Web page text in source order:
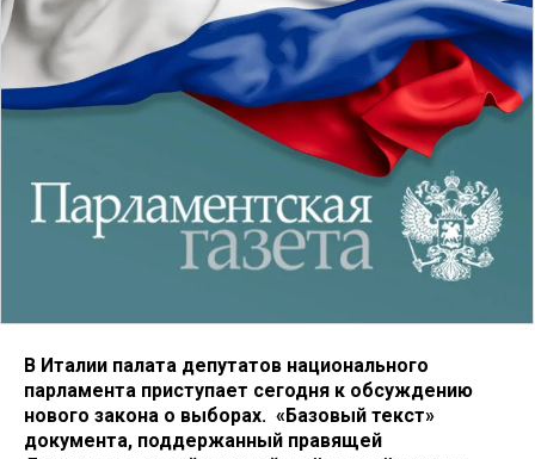
В Италии палата депутатов национального
парламента приступает сегодня к обсуждению
нового закона о выборах. «Базовый текст»
документа, поддержанный правящей